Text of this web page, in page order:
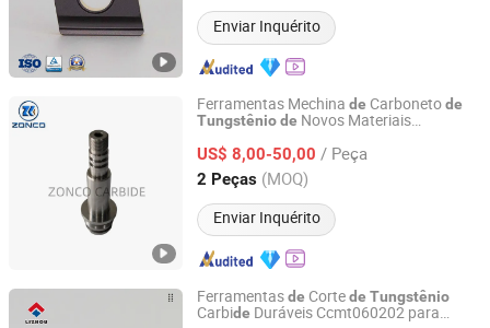
Enviar Inquérito
Ferramentas Mechina de Carbonetode
Tungstêniode Novos Materiais
US$ 8,00-50,00 / Peça
2 Peças (MOQ)
Enviar Inquérito
Zhuzhou Zonco Sinotech Wear-resistant Material Co., Ltd.
Hunan, China Desde 2021
Ferramentasde Cortede Tungstênio
Carbide Duráveis Ccmt060202 para
Zhuzhou Lizhou Cemented Carbide Co., Ltd.